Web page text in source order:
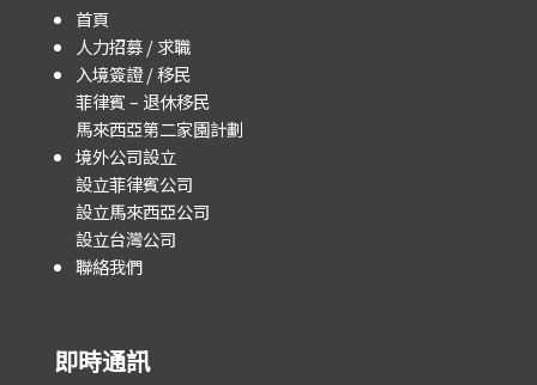
首頁
人力招募 / 求職
入境簽證 / 移民
菲律賓 – 退休移民
馬來西亞第二家園計劃
境外公司設立
設立菲律賓公司
設立馬來西亞公司
設立台灣公司
聯絡我們
即時通訊